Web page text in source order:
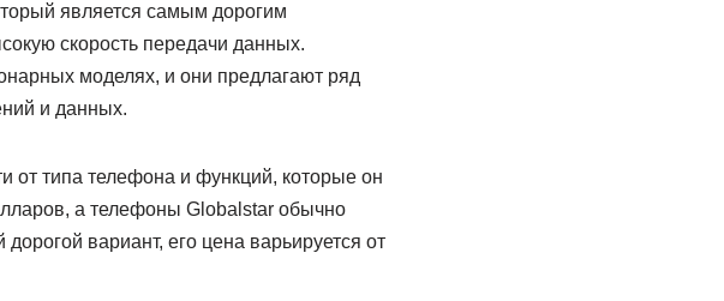
является самым дорогим
скорость передачи данных.
моделях, и они предлагают ряд
и данных.
от типа телефона и функций, которые он
а телефоны Globalstar обычно
вариант, его цена варьируется от